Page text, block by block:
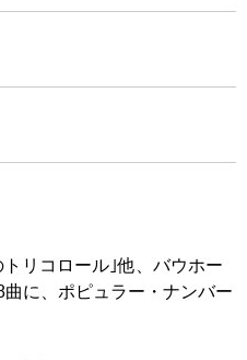
リコロール｣他、バウホー
に、ポピュラー・ナンバー